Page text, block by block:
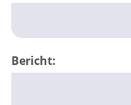
Bericht: